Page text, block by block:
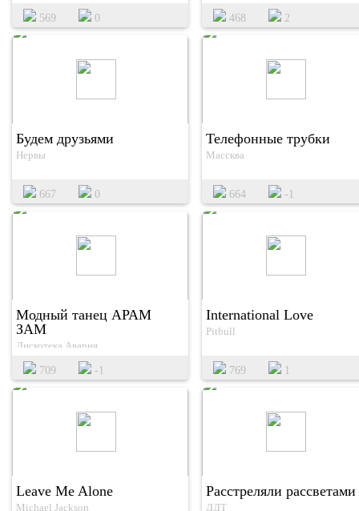
569 0 468 2
Будем друзьями
Нервы
667 0
Телефонные трубки
Массква
664 -1
Модный танец АРАМ
ЗАМ
Дискотека Авария
709 -1
International Love
Pitbull
769 1
Leave Me Alone
Michael Jackson
Расстреляли рассветами
ДДТ